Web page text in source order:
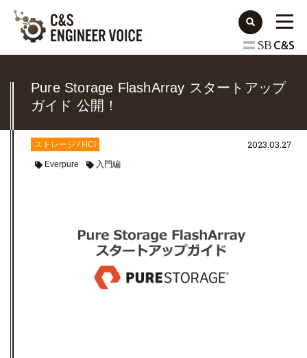
Pure Storage FlashArray スタートアップ
ガイド 公開！
ストレージ / HCI
Everpure 入門編
2023.03.27